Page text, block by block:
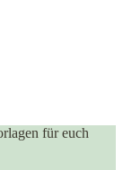
für euch